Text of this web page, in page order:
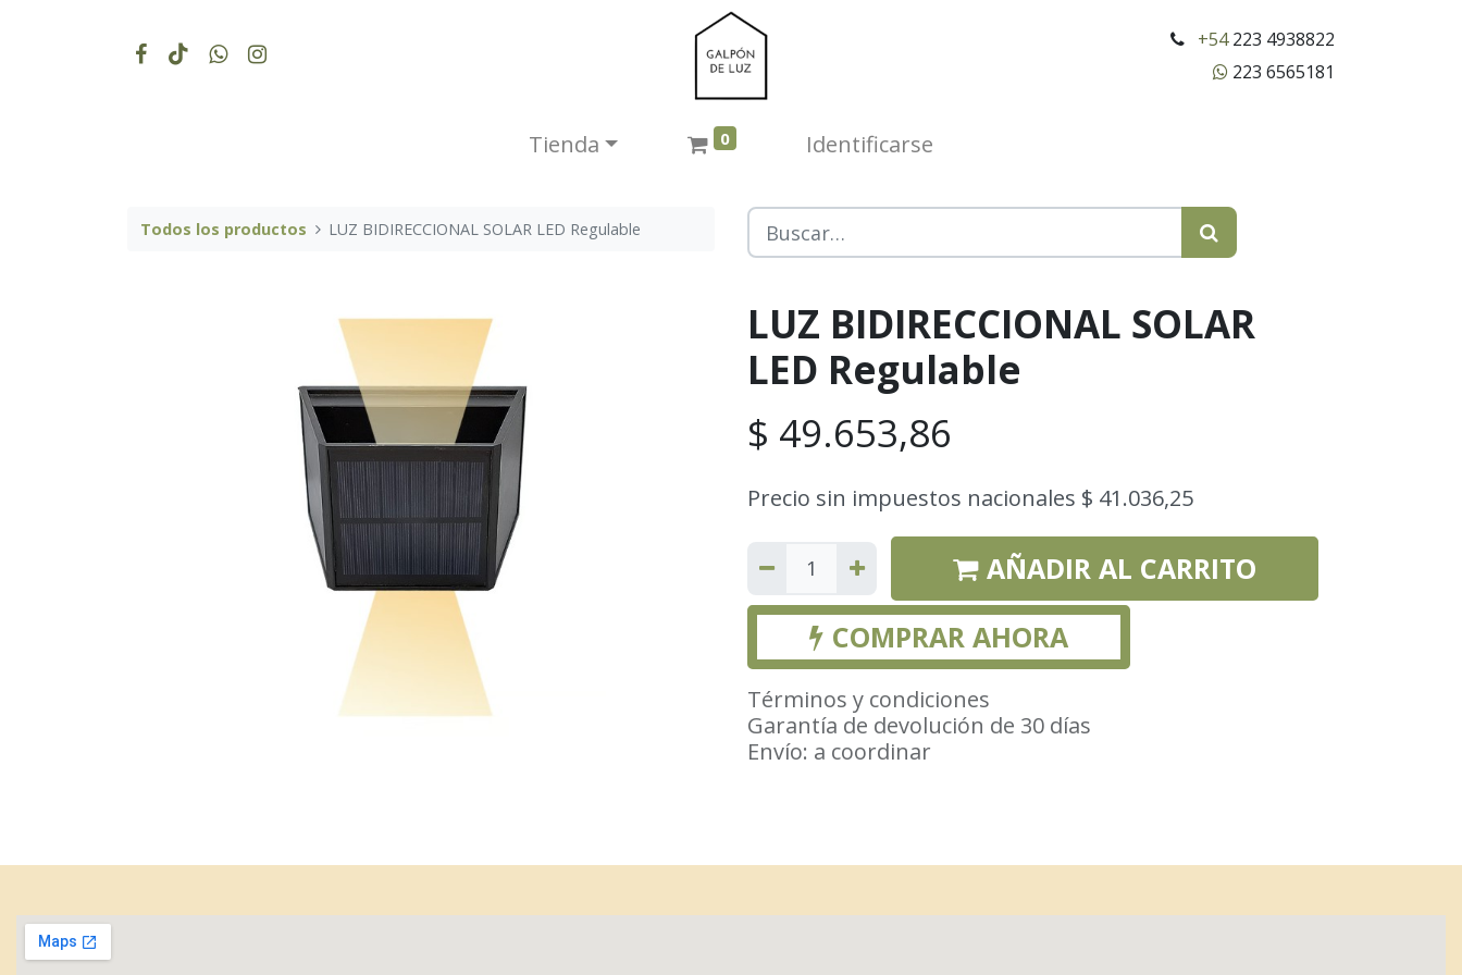
+54223 4938822
223 6565181
Tienda​ 0 Identificarse
Todos los productos LUZ BIDIRECCIONAL SOLAR LED Regulable
LUZ BIDIRECCIONAL SOLAR
LED Regulable
$ 49.653,86
Precio sin impuestos nacionales $ 41.036,25
AÑADIR AL CARRITO
COMPRAR AHORA
Términos y condiciones
Garantía de devolución de 30 días
Envío: a coordinar